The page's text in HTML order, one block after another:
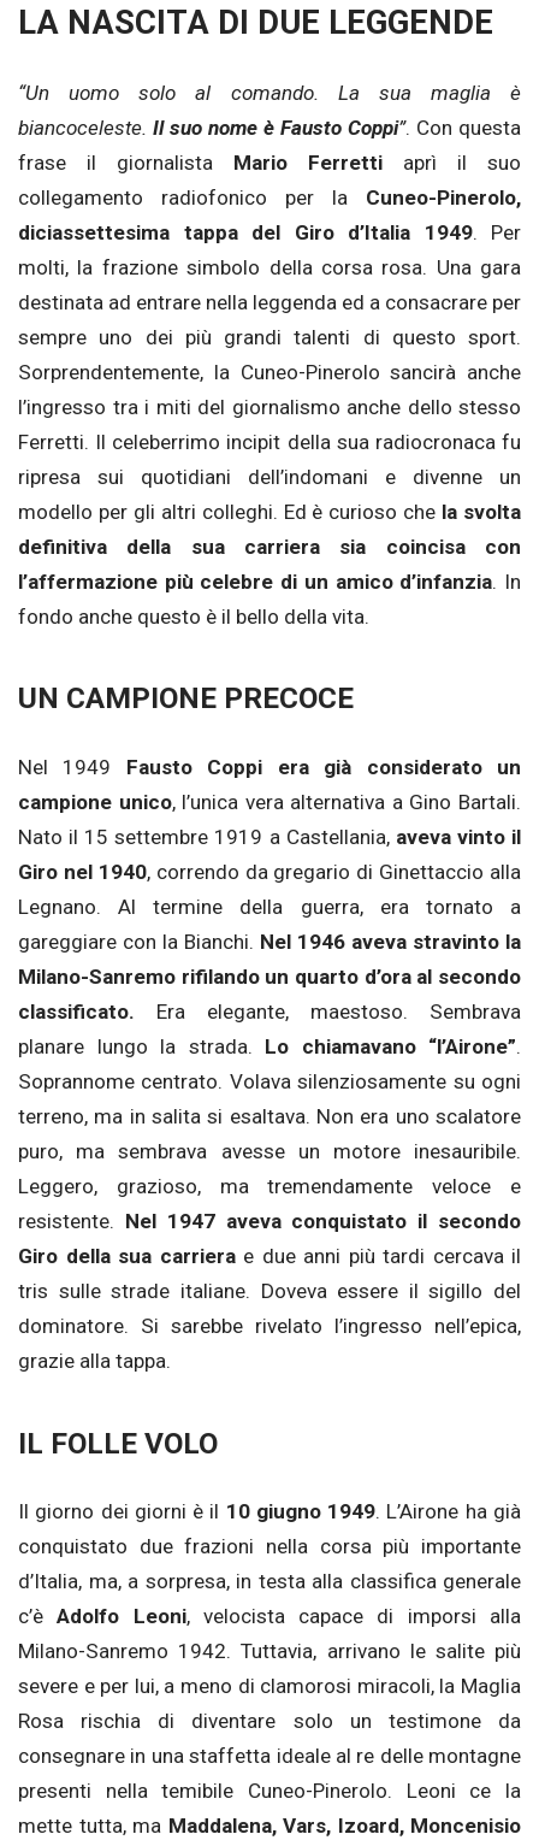
LA NASCITA DI DUE LEGGENDE
“Un uomo solo al comando. La sua maglia è
biancoceleste. Il suo nome è Fausto Coppi”. Con questa
frase il giornalista Mario Ferretti aprì il suo
collegamento radiofonico per la Cuneo-Pinerolo,
diciassettesima tappa del Giro d’Italia 1949. Per
molti, la frazione simbolo della corsa rosa. Una gara
destinata ad entrare nella leggenda ed a consacrare per
sempre uno dei più grandi talenti di questo sport.
Sorprendentemente, la Cuneo-Pinerolo sancirà anche
l’ingresso tra i miti del giornalismo anche dello stesso
Ferretti. Il celeberrimo incipit della sua radiocronaca fu
ripresa sui quotidiani dell’indomani e divenne un
modello per gli altri colleghi. Ed è curioso che la svolta
definitiva della sua carriera sia coincisa con
l’affermazione più celebre di un amico d’infanzia. In
fondo anche questo è il bello della vita.
UN CAMPIONE PRECOCE
Nel 1949 Fausto Coppi era già considerato un
campione unico, l’unica vera alternativa a Gino Bartali.
Nato il 15 settembre 1919 a Castellania, aveva vinto il
Giro nel 1940, correndo da gregario di Ginettaccio alla
Legnano. Al termine della guerra, era tornato a
gareggiare con la Bianchi. Nel 1946 aveva stravinto la
Milano-Sanremo rifilando un quarto d’ora al secondo
classificato. Era elegante, maestoso. Sembrava
planare lungo la strada. Lo chiamavano “l’Airone”.
Soprannome centrato. Volava silenziosamente su ogni
terreno, ma in salita si esaltava. Non era uno scalatore
puro, ma sembrava avesse un motore inesauribile.
Leggero, grazioso, ma tremendamente veloce e
resistente. Nel 1947 aveva conquistato il secondo
Giro della sua carrierae due anni più tardi cercava il
tris sulle strade italiane. Doveva essere il sigillo del
dominatore. Si sarebbe rivelato l’ingresso nell’epica,
grazie alla tappa.
IL FOLLE VOLO
Il giorno dei giorni è il 10 giugno 1949. L’Airone ha già
conquistato due frazioni nella corsa più importante
d’Italia, ma, a sorpresa, in testa alla classifica generale
c’èAdolfo Leoni, velocista capace di imporsi alla
Milano-Sanremo 1942. Tuttavia, arrivano le salite più
severe e per lui, a meno di clamorosi miracoli, la Maglia
Rosa rischia di diventare solo un testimone da
consegnare in una staffetta ideale al re delle montagne
presenti nella temibile Cuneo-Pinerolo. Leoni ce la
mette tutta, ma Maddalena, Vars, Izoard, Moncenisio